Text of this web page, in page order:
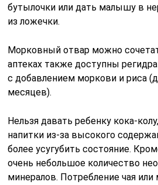
бутылочки или дать малышу в
из ложечки.
Морковный отвар можно
аптеках также доступны
с добавлением моркови и риса
месяцев).
Нельзя давать ребенку кока-
напитки из-за высокого
более усугубить состояние.
очень небольшое количество
минералов. Потребление чая